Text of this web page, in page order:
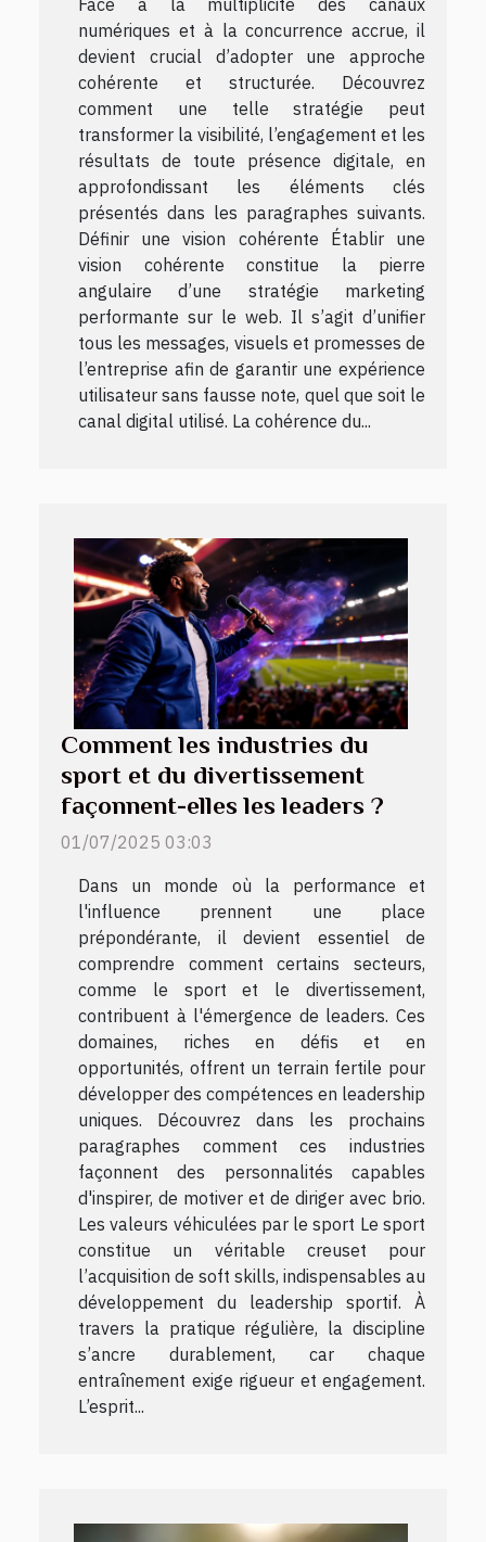
numériques et à la concurrence accrue, il
devient crucial d’adopter une approche
cohérente et structurée. Découvrez
comment une telle stratégie peut
transformer la visibilité, l’engagement et les
résultats de toute présence digitale, en
approfondissant les éléments clés
présentés dans les paragraphes suivants.
Définir une vision cohérente Établir une
vision cohérente constitue la pierre
angulaire d’une stratégie marketing
performante sur le web. Il s’agit d’unifier
tous les messages, visuels et promesses de
l’entreprise afin de garantir une expérience
utilisateur sans fausse note, quel que soit le
canal digital utilisé. La cohérence du...
Comment les industries du
sport et du divertissement
façonnent-elles les leaders ?
01/07/2025 03:03
Dans un monde où la performance et
l'influence prennent une place
prépondérante, il devient essentiel de
comprendre comment certains secteurs,
comme le sport et le divertissement,
contribuent à l'émergence de leaders. Ces
domaines, riches en défis et en
opportunités, offrent un terrain fertile pour
développer des compétences en leadership
uniques. Découvrez dans les prochains
paragraphes comment ces industries
façonnent des personnalités capables
d'inspirer, de motiver et de diriger avec brio.
Les valeurs véhiculées par le sport Le sport
constitue un véritable creuset pour
l’acquisition de soft skills, indispensables au
développement du leadership sportif. À
travers la pratique régulière, la discipline
s’ancre durablement, car chaque
entraînement exige rigueur et engagement.
L’esprit...